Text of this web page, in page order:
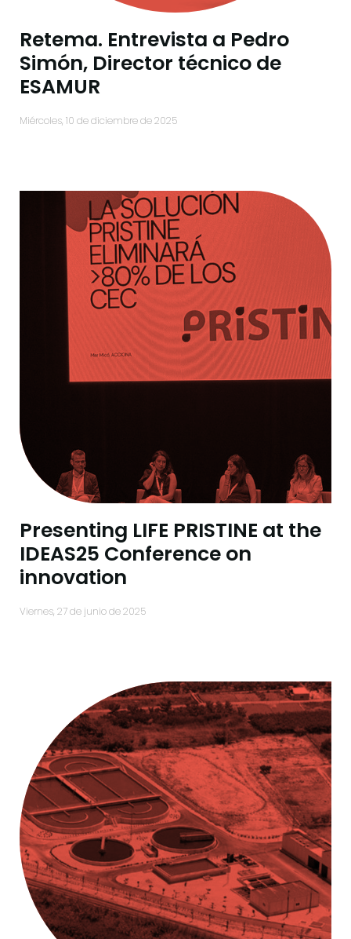
Retema. Entrevista a Pedro
Simón, Director técnico de
ESAMUR
miércoles, 10 de diciembre de 2025
Presenting LIFE PRISTINE at the
IDEAS25 Conference on
innovation
viernes, 27 de junio de 2025